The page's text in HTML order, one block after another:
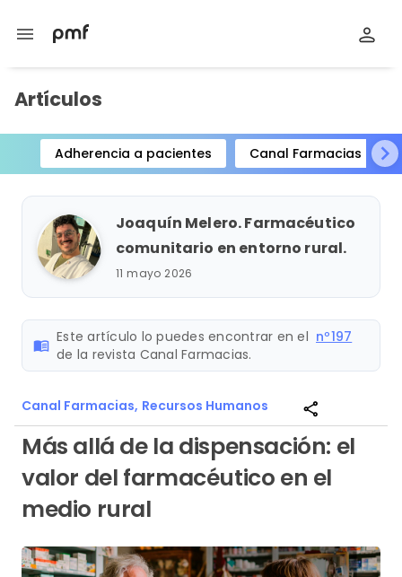
menu
Artículos
Adherencia a pacientes Canal Farmacias
Item
1
15
Joaquín Melero. Farmacéutico
comunitario en entorno rural.
11 mayo 2026
menu_book Este artículo lo puedes encontrar en el nº197
de la revista Canal Farmacias.
Canal Farmacias, Recursos Humanos share
Más allá de la dispensación: el
valor del farmacéutico en el
medio rural